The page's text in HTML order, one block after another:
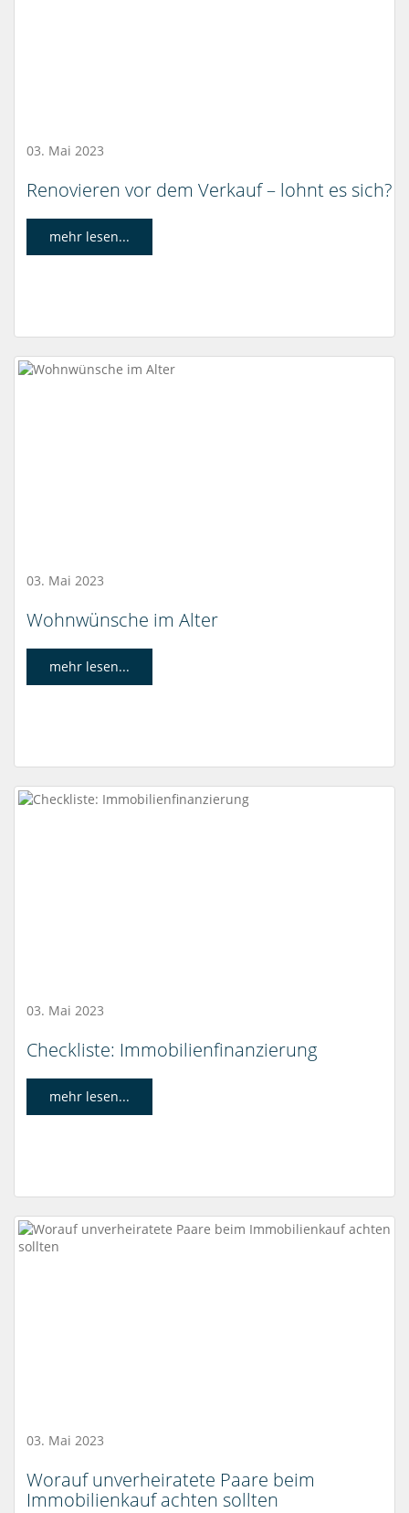
03. Mai 2023
Renovieren vor dem Verkauf – lohnt es sich?
mehr lesen...
03. Mai 2023
Wohnwünsche im Alter
mehr lesen...
03. Mai 2023
Checkliste: Immobilienfinanzierung
mehr lesen...
03. Mai 2023
Worauf unverheiratete Paare beim
Immobilienkauf achten sollten